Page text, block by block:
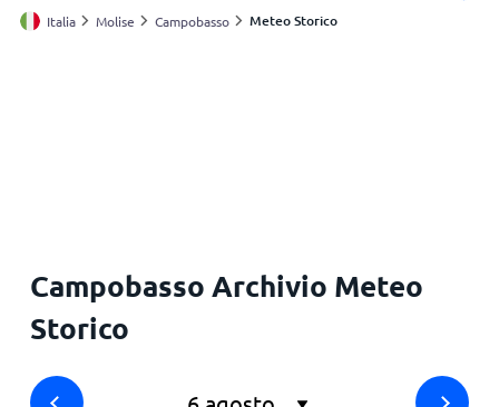
Le mie località
Italia Molise Campobasso Meteo Storico
Campobasso Archivio Meteo
Storico